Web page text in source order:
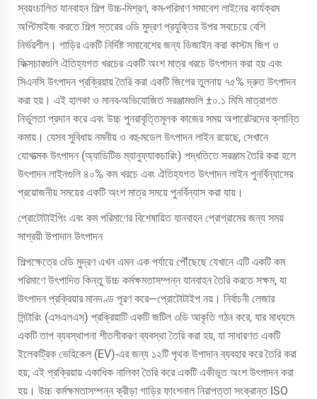
স্বয়ংচালিত যানবাহন শিল্প উচ্চ-মিশ্রণ, কম-পরিমাণ সমাবেশ লাইনের কার্যক্রম
অপ্টিমাইজ করতে শিল্প স্তরের ৩ডি মুদ্রণ প্রযুক্তির উপর সবচেয়ে বেশি
নির্ভরশীল। গাড়ির একটি নির্দিষ্ট সমাবেশের জন্য ডিজাইন করা কাস্টম জিগ ও
ফিক্সচারগুলি ঐতিহ্যগত খরচের একটি অংশ মাত্র খরচে উৎপাদন করা হয় এবং
সিএনসি উৎপাদন প্রক্রিয়ায় তৈরি করা একটি জিগের তুলনায় ৭৫% দ্রুত উৎপাদন
করা হয়। এই হালকা ও মানব-অভিযোজিত সরঞ্জামগুলি ±০.১ মিমি মাত্রাগত
নির্ভুলতা প্রদান করে এবং উচ্চ পুনরাবৃত্তিমূলক কাজের সময় অপারেটরদের ক্লান্তি
কমায়। যেসব সুবিধায় নমনীয় ও বহু-মডেল উৎপাদন লাইন রয়েছে, সেখানে
যোগাত্মক উৎপাদন (অ্যাডিটিভ ম্যানুফ্যাকচারিং) পদ্ধতিতে সরঞ্জাম তৈরি করা হলে
উৎপাদন লাইনগুলি ৪০% কম খরচে এবং ঐতিহ্যগত উৎপাদন লাইন পুনর্বিন্যাসের
প্রয়োজনীয় সময়ের একটি অংশ মাত্র সময়ে পুনর্বিন্যাস করা যায়।
প্রোটোটাইপিং এবং কম পরিমাণের বিশেষায়িত যানবাহন প্রোগ্রামের জন্য সময়
সাশ্রয়ী উপাদান উৎপাদন
শিল্পক্ষেত্রে ৩ডি মুদ্রণ এখন এমন এক পর্যায়ে পৌঁছেছে যেখানে এটি একটি কম
পরিমাণে উৎপাদিত কিন্তু উচ্চ কর্মক্ষমতাসম্পন্ন যানবাহন তৈরি করতে সক্ষম, যা
উৎপাদন প্রক্রিয়ার মানদণ্ড পূরণ করে—প্রোটোটাইপ নয়। নির্বাচনী লেজার
সিন্টারিং (এসএলএস) প্রক্রিয়াটি একটি জটিল ৩ডি আকৃতি গঠন করে, যার মাধ্যমে
একটি তাপ ব্যবস্থাপনা শীতলীকরণ ব্যবস্থা তৈরি করা হয়, যা সাধারণত একটি
ইলেকট্রিক ভেহিকেল (EV)-এর জন্য ১২টি পৃথক উপাদান ব্যবহার করে তৈরি করা
হয়; এই প্রক্রিয়ায় একাধিক নালিকা তৈরি করে একটি একীভূত অংশ উৎপাদন করা
হয়। উচ্চ কর্মক্ষমতাসম্পন্ন ক্রীড়া গাড়ির ফাংশনাল নিরাপত্তা সংক্রান্ত ISO